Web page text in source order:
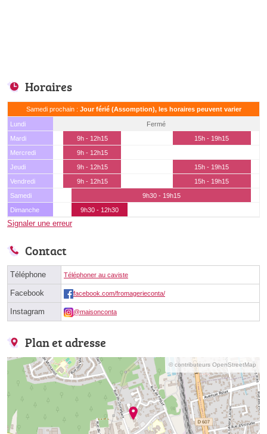
Horaires
Samedi prochain : Jour férié (Assomption), les horaires peuvent varier
Lundi
Fermé
Mardi
9h - 12h15
15h - 19h15
Mercredi
9h - 12h15
Jeudi
9h - 12h15
15h - 19h15
Vendredi
9h - 12h15
15h - 19h15
Samedi
9h30 - 19h15
Dimanche
9h30 - 12h30
Signaler une erreur
Contact
Téléphone Téléphoner au caviste
Facebook facebook.com/fromagerieconta/
Instagram @maisonconta
Plan et adresse
© contributeurs OpenStreetMap